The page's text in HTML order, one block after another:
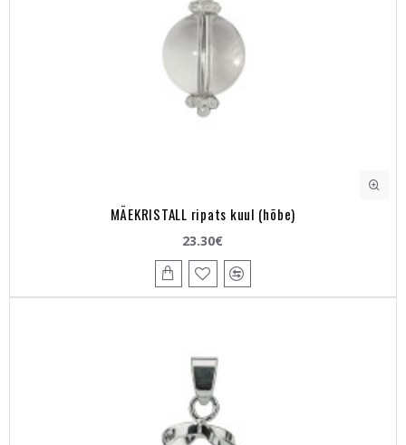
MÄEKRISTALL ripats kuul (hõbe)
23.30€